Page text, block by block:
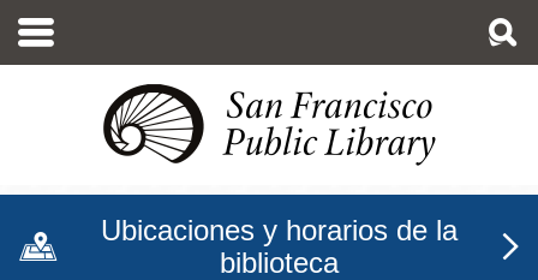
contenido
Ubicaciones y horarios de la
biblioteca